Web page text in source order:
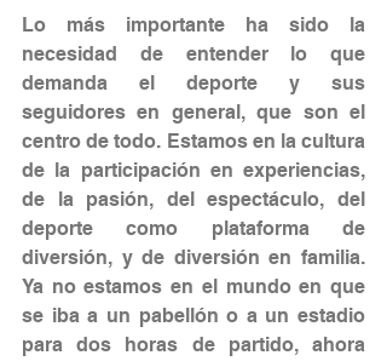
Lo más importante ha sido la
necesidad de entender lo que
demanda el deporte y sus
seguidores en general, que son el
centro de todo. Estamos en la cultura
de la participación en experiencias,
de la pasión, del espectáculo, del
deporte como plataforma de
diversión, y de diversión en familia.
Ya no estamos en el mundo en que
se iba a un pabellón o a un estadio
para dos horas de partido, ahora